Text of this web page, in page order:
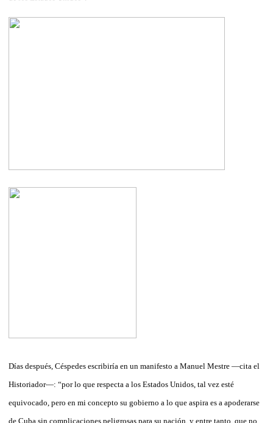
Días después, Céspedes escribiría en un manifesto a Manuel Mestre —cita el
Historiador—: “por lo que respecta a los Estados Unidos, tal vez esté
equivocado, pero en mi concepto su gobierno a lo que aspira es a apoderarse
de Cuba sin complicaciones peligrosas para su nación, y entre tanto, que no